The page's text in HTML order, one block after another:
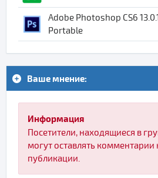
Adobe Photoshop CS6
Portable
Ваше мнение:
Информация
Посетители, находящиеся в
могут оставлять комментарии
публикации.